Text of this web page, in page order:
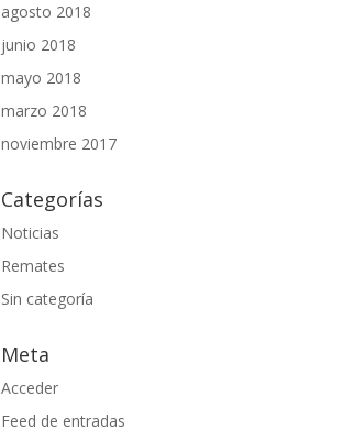
agosto 2018
junio 2018
mayo 2018
marzo 2018
noviembre 2017
Categorías
Noticias
Remates
Sin categoría
Meta
Acceder
Feed de entradas